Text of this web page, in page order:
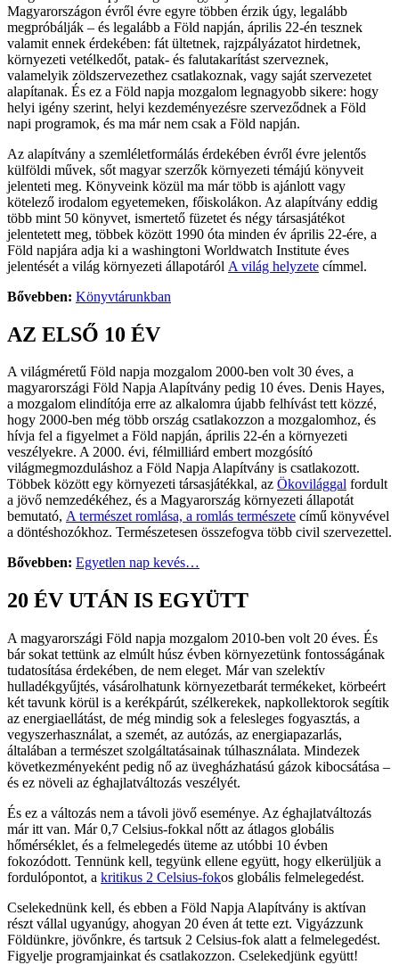
Magyarországon évről évre egyre többen érzik úgy, legalább
megpróbálják – és legalább a Föld napján, április 22-én tesznek
valamit ennek érdekében: fát ültetnek, rajzpályázatot hirdetnek,
környezeti vetélkedőt, patak- és falutakarítást szerveznek,
valamelyik zöldszervezethez csatlakoznak, vagy saját szervezetet
alapítanak. És ez a Föld napja mozgalom legnagyobb sikere: hogy
helyi igény szerint, helyi kezdeményezésre szerveződnek a Föld
napi programok, és ma már nem csak a Föld napján.
Az alapítvány a szemléletformálás érdekében évről évre jelentős
külföldi művek, sőt magyar szerzők környezeti témájú könyveit
jelenteti meg. Könyveink közül ma már több is ajánlott vagy
kötelező irodalom egyetemeken, főiskolákon. Az alapítvány eddig
több mint 50 könyvet, ismertető füzetet és négy társasjátékot
jelentetett meg, többek között 1990 óta minden év április 22-ére, a
Föld napjára adja ki a washingtoni Worldwatch Institute éves
jelentését a világ környezeti állapotáról A világ helyzete címmel.
Bővebben: Könyvtárunkban
AZ ELSŐ 10 ÉV
A világméretű Föld napja mozgalom 2000-ben volt 30 éves, a
magyarországi Föld Napja Alapítvány pedig 10 éves. Denis Hayes,
a mozgalom elindítója erre az alkalomra újabb felhívást tett közzé,
hogy 2000-ben még több ország csatlakozzon a mozgalomhoz, és
hívja fel a figyelmet a Föld napján, április 22-én a környezeti
veszélyekre. A 2000. évi, félmilliárd embert mozgósító
világmegmozduláshoz a Föld Napja Alapítvány is csatlakozott.
Többek között egy környezeti társasjátékkal, az Ökovilággal fordult
a jövő nemzedékéhez, és a Magyarország környezeti állapotát
bemutató, A természet romlása, a romlás természete című könyvével
a döntéshozókhoz. Természetesen összefogva több civil szervezettel.
Bővebben: Egyetlen nap kevés…
20 ÉV UTÁN IS EGYÜTT
A magyarországi Föld napja mozgalom 2010-ben volt 20 éves. És
bár sokat tettünk az elmúlt húsz évben környezetünk fontosságának
tudatosítása érdekében, de nem eleget. Már van szelektív
hulladékgyűjtés, vásárolhatunk környezetbarát termékeket, körbeért
két tavunk körül is a kerékpárút, szélkerekek, napkollektorok segítik
az energiaellátást, de még mindig sok a felesleges fogyasztás, a
vegyszerhasználat, a szemét, az autózás, az energiapazarlás,
általában a természet szolgáltatásainak túlhasználata. Mindezek
következményeként pedig nő az üvegházhatású gázok kibocsátása –
és ez növeli az éghajlatváltozás veszélyét.
És ez a változás nem a távoli jövő eseménye. Az éghajlatváltozás
már itt van. Már 0,7 Celsius-fokkal nőtt az átlagos globális
hőmérséklet, és a felmelegedés üteme az utóbbi 10 évben
fokozódott. Tennünk kell, tegyünk ellene együtt, hogy elkerüljük a
fordulópontot, a kritikus 2 Celsius-fokos globális felmelegedést.
Cselekednünk kell, és ebben a Föld Napja Alapítvány is aktívan
részt vállal ugyanúgy, ahogyan 20 éven át tette ezt. Vigyázzunk
Földünkre, jövőnkre, és tartsuk 2 Celsius-fok alatt a felmelegedést.
Figyelje programjainkat és csatlakozzon. Cselekedjünk együtt!